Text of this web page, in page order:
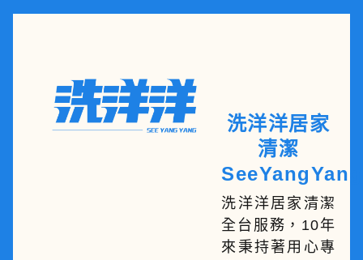
洗洋洋居家
清潔
SeeYangYang
洗洋洋居家清潔
全台服務，10年
來秉持著用心專